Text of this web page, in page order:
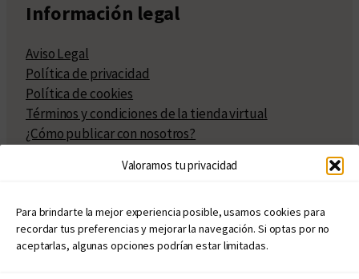
Valoramos tu privacidad
Para brindarte la mejor experiencia posible, usamos cookies para
recordar tus preferencias y mejorar la navegación. Si optas por no
aceptarlas, algunas opciones podrían estar limitadas.
Información legal
Aviso Legal
Política de privacidad
Política de cookies
Términos y condiciones de la tienda virtual
¿Cómo publicar con nosotros?
Políticas de publicación
Políticas de coedición
Atribuciones